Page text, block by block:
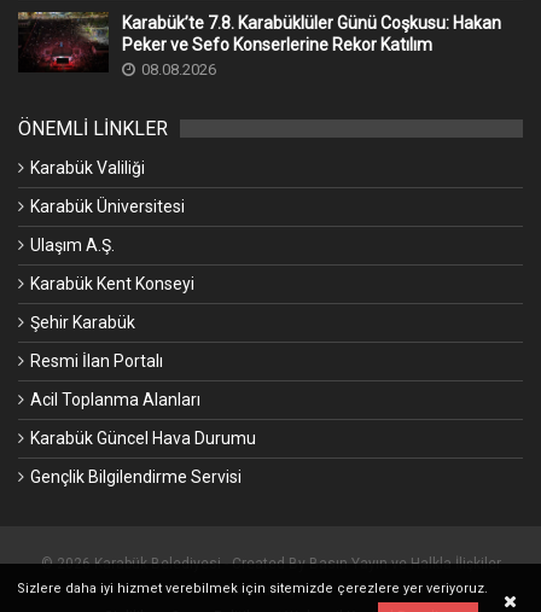
Karabük’te 7.8. Karabüklüler Günü Coşkusu: Hakan
Peker ve Sefo Konserlerine Rekor Katılım
08.08.2026
ÖNEMLİ LİNKLER
Karabük Valiliği
Karabük Üniversitesi
Ulaşım A.Ş.
Karabük Kent Konseyi
Şehir Karabük
Resmi İlan Portalı
Acil Toplanma Alanları
Karabük Güncel Hava Durumu
Gençlik Bilgilendirme Servisi
© 2026 Karabük Belediyesi - Created By Basın Yayın ve Halkla İlişkiler
Müdürlüğü.
Sizlere daha iyi hizmet verebilmek için sitemizde çerezlere yer veriyoruz.